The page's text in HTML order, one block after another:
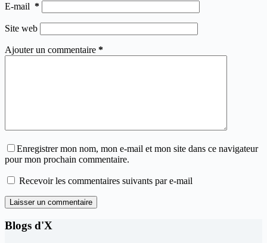
E-mail *
Site web
Ajouter un commentaire *
Enregistrer mon nom, mon e-mail et mon site dans ce navigateur
pour mon prochain commentaire.
Recevoir les commentaires suivants par e-mail
Laisser un commentaire
Blogs d'X